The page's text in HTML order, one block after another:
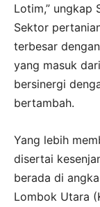
Lotim,” ungkap
Sektor
terbesar
yang masuk
bersinergi
bertambah.
Yang lebih
disertai
berada di
Lombok Utara